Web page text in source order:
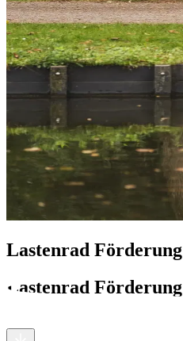
Lastenrad Förderung
Lastenrad Förderung